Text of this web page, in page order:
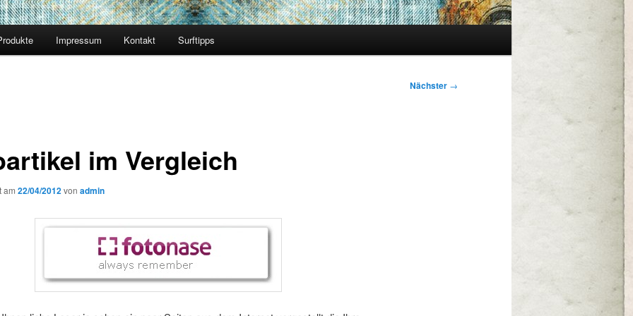
Impressum Kontakt Surftipps
Nächster →
im Vergleich
am 22/04/2012von admin